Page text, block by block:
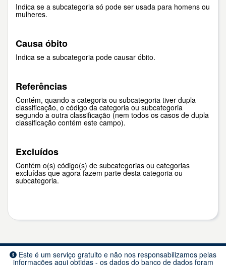
Indica se a subcategoria só pode ser usada para homens ou
mulheres.
Causa óbito
Indica se a subcategoria pode causar óbito.
Referências
Contém, quando a categoria ou subcategoria tiver dupla
classificação, o código da categoria ou subcategoria
segundo a outra classificação (nem todos os casos de dupla
classificação contém este campo).
Excluídos
Contém o(s) código(s) de subcategorias ou categorias
excluídas que agora fazem parte desta categoria ou
subcategoria.
Este é um serviço gratuito e não nos responsabilizamos pelas
informações aqui obtidas - os dados do banco de dados foram